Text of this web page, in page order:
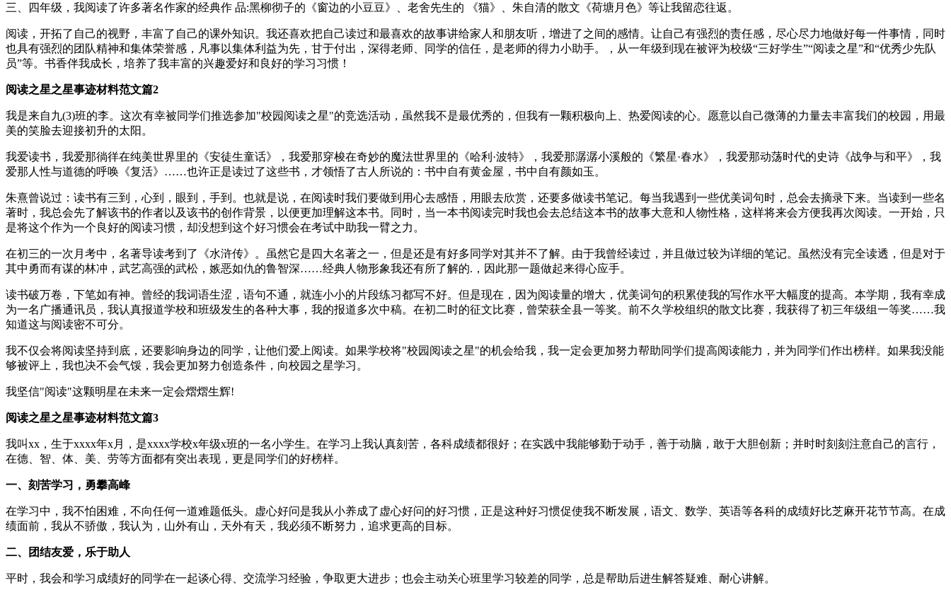
三、四年级，我阅读了许多著名作家的经典作 品:黑柳彻子的《窗边的小豆豆》、老舍先生的 《猫》、朱自清的散文《荷塘月色》等让我留恋往返。
阅读，开拓了自己的视野，丰富了自己的课外知识。我还喜欢把自己读过和最喜欢的故事讲给家人和朋友听，增进了之间的感情。让自己有强烈的责任感，尽心尽力地做好每一件事情，同时
也具有强烈的团队精神和集体荣誉感，凡事以集体利益为先，甘于付出，深得老师、同学的信任，是老师的得力小助手。，从一年级到现在被评为校级“三好学生”“阅读之星”和“优秀少先队
员”等。书香伴我成长，培养了我丰富的兴趣爱好和良好的学习习惯！
阅读之星之星事迹材料范文篇2
我是来自九(3)班的李。这次有幸被同学们推选参加"校园阅读之星"的竞选活动，虽然我不是最优秀的，但我有一颗积极向上、热爱阅读的心。愿意以自己微薄的力量去丰富我们的校园，用最
美的笑脸去迎接初升的太阳。
我爱读书，我爱那徜徉在纯美世界里的《安徒生童话》，我爱那穿梭在奇妙的魔法世界里的《哈利·波特》，我爱那潺潺小溪般的《繁星·春水》，我爱那动荡时代的史诗《战争与和平》，我
爱那人性与道德的呼唤《复活》……也许正是读过了这些书，才领悟了古人所说的：书中自有黄金屋，书中自有颜如玉。
朱熹曾说过：读书有三到，心到，眼到，手到。也就是说，在阅读时我们要做到用心去感悟，用眼去欣赏，还要多做读书笔记。每当我遇到一些优美词句时，总会去摘录下来。当读到一些名
著时，我总会先了解该书的作者以及该书的创作背景，以便更加理解这本书。同时，当一本书阅读完时我也会去总结这本书的故事大意和人物性格，这样将来会方便我再次阅读。一开始，只
是将这个作为一个良好的阅读习惯，却没想到这个好习惯会在考试中助我一臂之力。
在初三的一次月考中，名著导读考到了《水浒传》。虽然它是四大名著之一，但是还是有好多同学对其并不了解。由于我曾经读过，并且做过较为详细的笔记。虽然没有完全读透，但是对于
其中勇而有谋的林冲，武艺高强的武松，嫉恶如仇的鲁智深……经典人物形象我还有所了解的.，因此那一题做起来得心应手。
读书破万卷，下笔如有神。曾经的我词语生涩，语句不通，就连小小的片段练习都写不好。但是现在，因为阅读量的增大，优美词句的积累使我的写作水平大幅度的提高。本学期，我有幸成
为一名广播通讯员，我认真报道学校和班级发生的各种大事，我的报道多次中稿。在初二时的征文比赛，曾荣获全县一等奖。前不久学校组织的散文比赛，我获得了初三年级组一等奖……我
知道这与阅读密不可分。
我不仅会将阅读坚持到底，还要影响身边的同学，让他们爱上阅读。如果学校将"校园阅读之星"的机会给我，我一定会更加努力帮助同学们提高阅读能力，并为同学们作出榜样。如果我没能
够被评上，我也决不会气馁，我会更加努力创造条件，向校园之星学习。
我坚信"阅读"这颗明星在未来一定会熠熠生辉!
阅读之星之星事迹材料范文篇3
我叫xx，生于xxxx年x月，是xxxx学校x年级x班的一名小学生。在学习上我认真刻苦，各科成绩都很好；在实践中我能够勤于动手，善于动脑，敢于大胆创新；并时时刻刻注意自己的言行，
在德、智、体、美、劳等方面都有突出表现，更是同学们的好榜样。
一、刻苦学习，勇攀高峰
在学习中，我不怕困难，不向任何一道难题低头。虚心好问是我从小养成了虚心好问的好习惯，正是这种好习惯促使我不断发展，语文、数学、英语等各科的成绩好比芝麻开花节节高。在成
绩面前，我从不骄傲，我认为，山外有山，天外有天，我必须不断努力，追求更高的目标。
二、团结友爱，乐于助人
平时，我会和学习成绩好的同学在一起谈心得、交流学习经验，争取更大进步；也会主动关心班里学习较差的同学，总是帮助后进生解答疑难、耐心讲解。